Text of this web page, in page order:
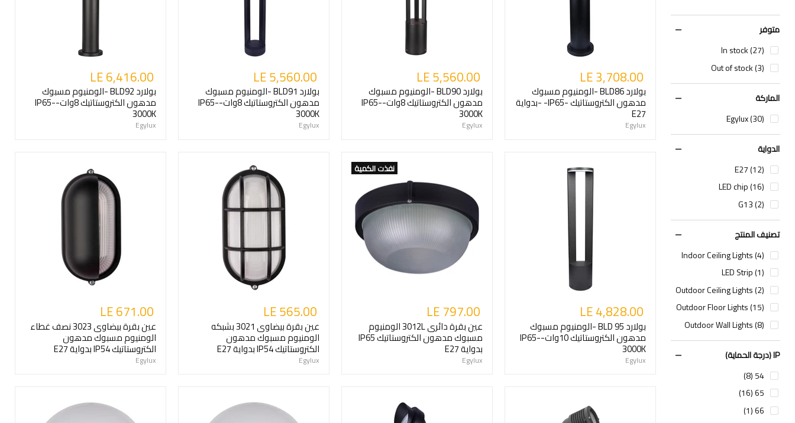
متوفر
In stock (27)
Out of stock (3)
الماركة
Egylux (30)
الدواية
E27 (12)
LED chip (16)
G13 (2)
تصنيف المنتج
Indoor Ceiling Lights (4)
LED Strip (1)
Outdoor Ceiling Lights (2)
Outdoor Floor Lights (15)
Outdoor Wall Lights (8)
IP (درجة الحماية)
54 (8)
65 (16)
66 (1)
LE 3,708.00
بولارد BLD86 -الومنيوم مسبوك
مدهون الكتروستاتيك -IP65- -بدواية
E27
Egylux
LE 5,560.00
بولارد BLD90 -الومنيوم مسبوك
مدهون الكتروستاتيك 8وات-IP65-
3000K
Egylux
LE 5,560.00
بولارد BLD91 -الومنيوم مسبوك
مدهون الكتروستاتيك 8وات-IP65-
3000K
Egylux
LE 6,416.00
بولارد BLD92 -الومنيوم مسبوك
مدهون الكتروستاتيك 8وات-IP65-
3000K
Egylux
LE 4,828.00
بولارد BLD 95 -الومنيوم مسبوك
مدهون الكتروستاتيك 10وات-IP65-
3000K
Egylux
نفذت الكمية
LE 797.00
عين بقرة دائرى 3012L الومنيوم
مسبوك مدهون الكتروستاتيك IP65
بدواية E27
Egylux
LE 565.00
عين بقرة بيضاوى 3021 بشبكه
الومنيوم مسبوك مدهون
الكتروستاتيك IP54 بدواية E27
Egylux
LE 671.00
عين بقرة بيضاوى 3023 نصف غطاء
الومنيوم مسبوك مدهون
الكتروستاتيك IP54 بدواية E27
Egylux